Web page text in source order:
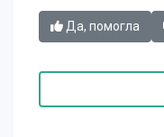
Да, помогла